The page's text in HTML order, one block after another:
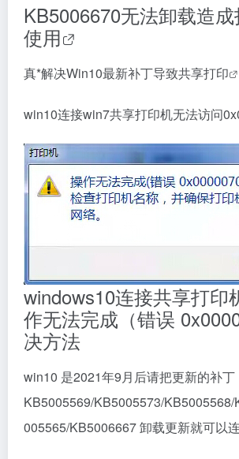
KB5006670无法卸载造
使用
真*解决Win10最新补丁导致共享打印
win10连接win7共享打印机无法访问
windows10连接共享打印
作无法完成（错误
决方法
win10 是2021年9月后请把更新的补丁
KB5005569/KB5005573/
005565/KB5006667 卸载更新就可以